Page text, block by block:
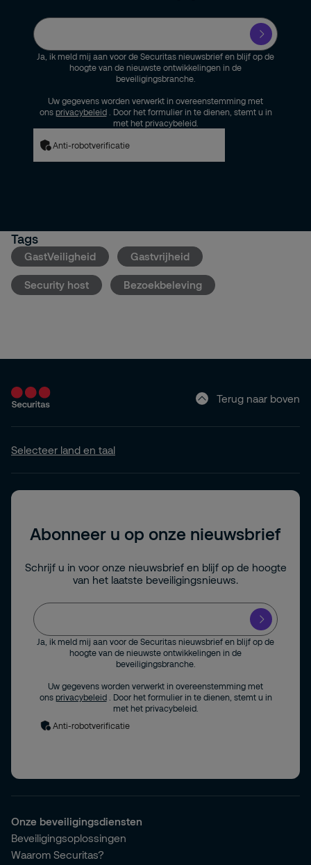
Ja, ik meld mij aan voor de Securitas nieuwsbrief en blijf op de
hoogte van de nieuwste ontwikkelingen in de
beveiligingsbranche.
Uw gegevens worden verwerkt in overeenstemming met
ons privacybeleid
. Door het formulier in te dienen, stemt u in
met het privacybeleid.
Anti-robotverificatie
Tags
GastVeiligheid Gastvrijheid
Security host Bezoekbeleving
Terug naar boven
Selecteer land en taal
Abonneer u op onze nieuwsbrief
Schrijf u in voor onze nieuwsbrief en blijf op de hoogte
van het laatste beveiligingsnieuws.
Ja, ik meld mij aan voor de Securitas nieuwsbrief en blijf op de
hoogte van de nieuwste ontwikkelingen in de
beveiligingsbranche.
Uw gegevens worden verwerkt in overeenstemming met
ons privacybeleid
. Door het formulier in te dienen, stemt u in
met het privacybeleid.
Anti-robotverificatie
Onze beveiligingsdiensten
Beveiligingsoplossingen
Waarom Securitas?